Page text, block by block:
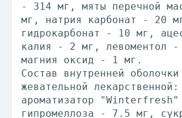
- 314 мг, мяты перечной
мг, натрия карбонат - 20
гидрокарбонат - 10 мг,
калия - 2 мг, левоментол
магния оксид - 1 мг.
Состав внутренней
жевательной лекарственной:
ароматизатор
гипромеллоза - 7.5 мг,